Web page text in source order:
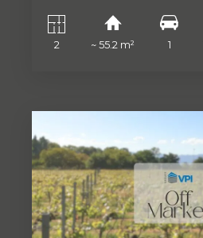
2 ~ 55.2 m² 1